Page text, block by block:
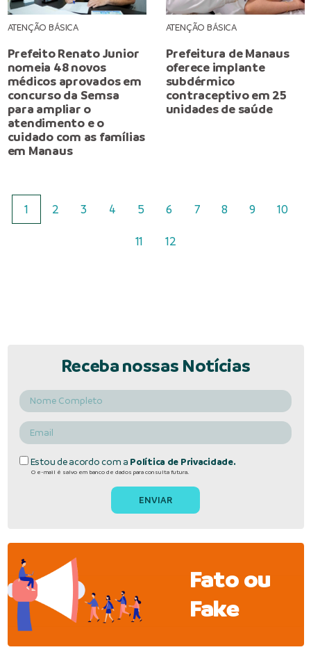
ATENÇÃO BÁSICA
Prefeito Renato Junior
nomeia 48 novos
médicos aprovados em
concurso da Semsa
para ampliar o
atendimento e o
cuidado com as famílias
em Manaus
ATENÇÃO BÁSICA
Prefeitura de Manaus
oferece implante
subdérmico
contraceptivo em 25
unidades de saúde
1 2 3 4 5 6 7 8 9 10
11 12
Receba nossas Notícias
Estou de acordo com a Política de Privacidade.
O e-mail é salvo em banco de dados para consulta futura.
Fato ou
Fake